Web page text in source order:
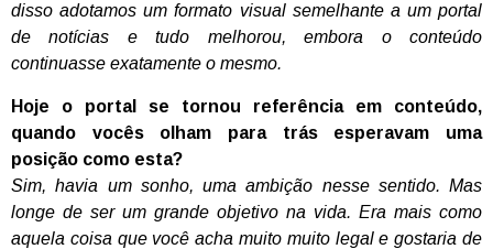
disso adotamos um formato visual semelhante a um portal
de notícias e tudo melhorou, embora o conteúdo
continuasse exatamente o mesmo.
Hoje o portal se tornou referência em conteúdo,
quando vocês olham para trás esperavam uma
posição como esta?
Sim, havia um sonho, uma ambição nesse sentido. Mas
longe de ser um grande objetivo na vida. Era mais como
aquela coisa que você acha muito muito legal e gostaria de